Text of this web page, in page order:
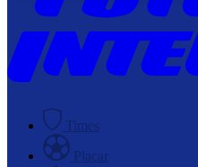
Times
Placar